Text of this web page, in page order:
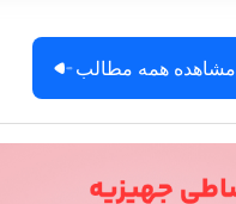
مشاهده همه مطالب